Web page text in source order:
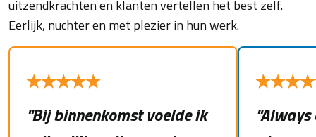
uitzendkrachten en klanten vertellen het best zelf.
Eerlijk, nuchter en met plezier in hun werk.
"Bij binnenkomst voelde ik